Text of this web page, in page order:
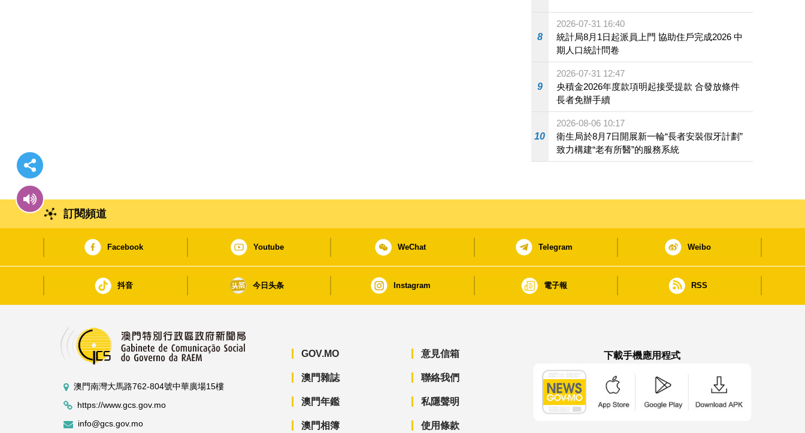
8
2026-07-31 16:40
統計局8月1日起派員上門 協助住戶完成2026 中
期人口統計問卷
9
2026-07-31 12:47
央積金2026年度款項明起接受提款 合發放條件
長者免辦手續
10
2026-08-06 10:17
衛生局於8月7日開展新一輪“長者安裝假牙計劃”
致力構建“老有所醫”的服務系統
訂閱頻道
Facebook Youtube WeChat Telegram Weibo
抖音 今日头条 Instagram 電子報 RSS
澳門南灣大馬路762-804號中華廣場15樓
https://www.gcs.gov.mo
info@gcs.gov.mo
GOV.MO
澳門雜誌
澳門年鑑
澳門相簿
意見信箱
聯絡我們
私隱聲明
使用條款
下載手機應用程式